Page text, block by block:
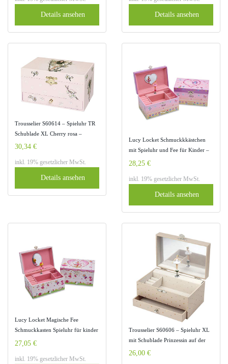
Details ansehen Details ansehen
Trousselier S60614 – Spieluhr TR
Schublade XL Cherry rosa –
Schubert Serenade (Spieldosen,
30,34 €
inkl. 19% gesetzlicher MwSt.
Details ansehen
Lucy Locket Schmuckkkästchen
mit Spieluhr und Fee für Kinder –
Rosa Schmuckschatulle mit Glitzer
28,25 €
inkl. 19% gesetzlicher MwSt.
Details ansehen
Lucy Locket Magische Fee
Schmuckkasten Spieluhr für kinder
– Rosa Schmuckkästchen mit
Ringe
27,05 €
inkl. 19% gesetzlicher MwSt.
Trousselier S60606 – Spieluhr XL
mit Schublade Prinzessin auf der
Erbse (Spieldose, Musikdose,
26,00 €